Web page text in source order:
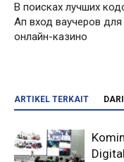
В поисках лучших
Ап вход ваучеров для
онлайн-казино
ARTIKEL TERKAIT